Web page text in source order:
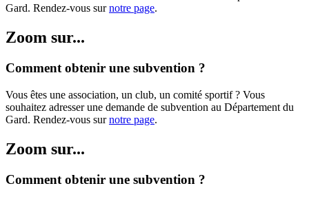
Gard. Rendez-vous surnotre page.
Zoom sur...
Comment obtenir une subvention ?
Vous êtes une association, un club, un comité sportif ? Vous
souhaitez adresser une demande de subvention au Département du
Gard. Rendez-vous surnotre page.
Zoom sur...
Comment obtenir une subvention ?